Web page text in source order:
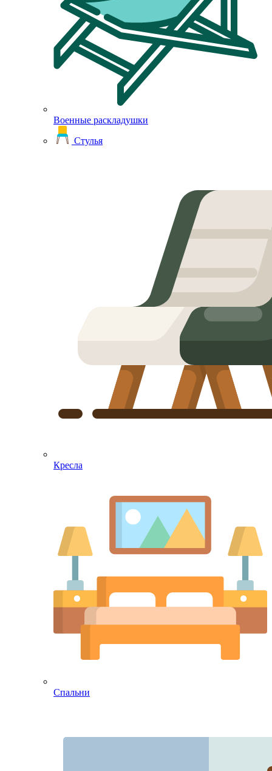
Военные раскладушки
Стулья
Кресла
Спальни